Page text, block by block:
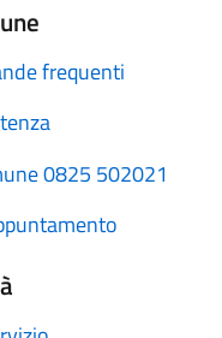
frequenti
0825 502021